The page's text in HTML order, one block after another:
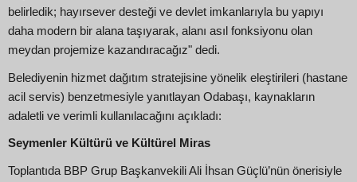
belirledik; hayırsever desteği ve devlet imkanlarıyla bu yapıyı
daha modern bir alana taşıyarak, alanı asıl fonksiyonu olan
meydan projemize kazandıracağız" dedi.
Belediyenin hizmet dağıtım stratejisine yönelik eleştirileri (hastane
acil servis) benzetmesiyle yanıtlayan Odabaşı, kaynakların
adaletli ve verimli kullanılacağını açıkladı:
Seymenler Kültürü ve Kültürel Miras
Toplantıda BBP Grup Başkanvekili Ali İhsan Güçlü’nün önerisiyle